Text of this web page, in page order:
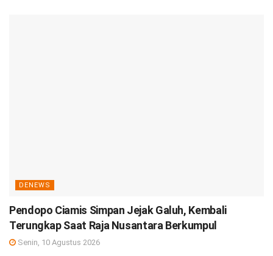
DENEWS
Pendopo Ciamis Simpan Jejak Galuh, Kembali
Terungkap Saat Raja Nusantara Berkumpul
Senin, 10 Agustus 2026